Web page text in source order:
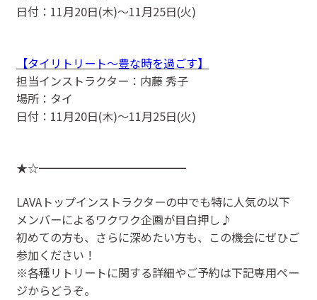
日付：11月20日(木)〜11月25日(火)
【タイリトリート〜豊な時を過ごす】
担当インストラクター：内藤 秀子
場所：タイ
日付：11月20日(木)〜11月25日(火)
★☆━━━━━━━━━━━━━
LAVAトップインストラクターの中でも特に人気の以下
メンバーによるワクワク企画が目白押し♪
初めての方も、さらに深めたい方も、この機会にぜひご
参加ください！
※各種リトリートに関する詳細やご予約は下記専用ペー
ジからどうぞ。